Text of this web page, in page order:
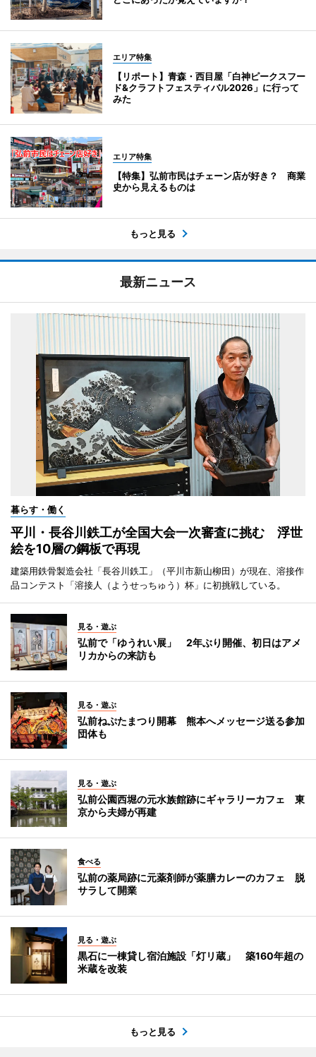
エリア特集
【リポート】青森・西目屋「白神ピークスフー
ド&クラフトフェスティバル2026」に行って
みた
エリア特集
【特集】弘前市民はチェーン店が好き？ 商業
史から見えるものは
もっと見る
最新ニュース
暮らす・働く
平川・長谷川鉄工が全国大会一次審査に挑む 浮世
絵を10層の鋼板で再現
建築用鉄骨製造会社「長谷川鉄工」（平川市新山柳田）が現在、溶接作
品コンテスト「溶接人（ようせっちゅう）杯」に初挑戦している。
見る・遊ぶ
弘前で「ゆうれい展」 2年ぶり開催、初日はアメ
リカからの来訪も
見る・遊ぶ
弘前ねぷたまつり開幕 熊本へメッセージ送る参加
団体も
見る・遊ぶ
弘前公園西堀の元水族館跡にギャラリーカフェ 東
京から夫婦が再建
食べる
弘前の薬局跡に元薬剤師が薬膳カレーのカフェ 脱
サラして開業
見る・遊ぶ
黒石に一棟貸し宿泊施設「灯リ蔵」 築160年超の
米蔵を改装
もっと見る